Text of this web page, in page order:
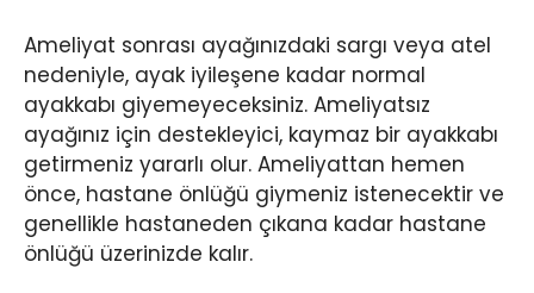
Ameliyat sonrası ayağınızdaki sargı veya atel
nedeniyle, ayak iyileşene kadar normal
ayakkabı giyemeyeceksiniz. Ameliyatsız
ayağınız için destekleyici, kaymaz bir ayakkabı
getirmeniz yararlı olur. Ameliyattan hemen
önce, hastane önlüğü giymeniz istenecektir ve
genellikle hastaneden çıkana kadar hastane
önlüğü üzerinizde kalır.